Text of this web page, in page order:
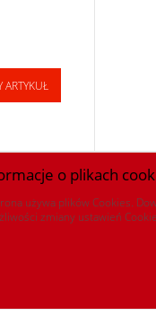
ARTYKUŁ
o plikach
używa plików Cookies.
zmiany ustawień